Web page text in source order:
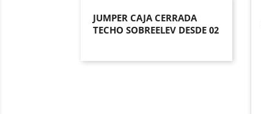
JUMPER CAJA CERRADA
TECHO SOBREELEV DESDE 02